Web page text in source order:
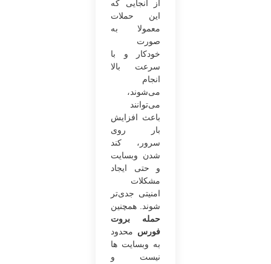
از آنجایی که
این حملات
معمولا به
صورت
خودکار و با
سرعت بالا
انجام
می‌‌شوند،
می‌توانند
باعث افزایش
بار روی
سرور، کند
شدن وبسایت
و حتی ایجاد
مشکلات
امنیتی جدی‌تر
شوند. همچنین
حمله بروت
فورس محدود
به وبسایت ها
نیست و